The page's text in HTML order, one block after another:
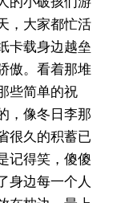
，大家都忙活
卡载身边越垒
傲。看着那堆
些简单的祝
，像冬日李那
很久的积蓄已
记得笑，傻傻
身边每一个人